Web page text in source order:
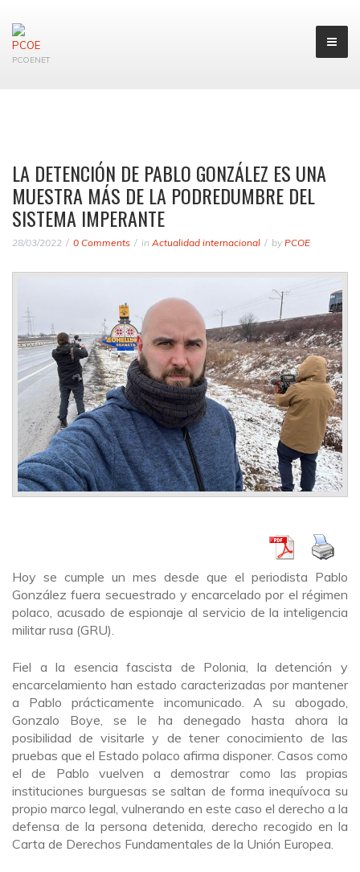
PCOENET
LA DETENCIÓN DE PABLO GONZÁLEZ ES UNA
MUESTRA MÁS DE LA PODREDUMBRE DEL
SISTEMA IMPERANTE
28/03/2022 0 Comments in Actualidad internacional by PCOE
Hoy se cumple un mes desde que el periodista Pablo
González fuera secuestrado y encarcelado por el régimen
polaco, acusado de espionaje al servicio de la inteligencia
militar rusa (GRU).
Fiel a la esencia fascista de Polonia, la detención y
encarcelamiento han estado caracterizadas por mantener
a Pablo prácticamente incomunicado. A su abogado,
Gonzalo Boye, se le ha denegado hasta ahora la
posibilidad de visitarle y de tener conocimiento de las
pruebas que el Estado polaco afirma disponer. Casos como
el de Pablo vuelven a demostrar como las propias
instituciones burguesas se saltan de forma inequívoca su
propio marco legal, vulnerando en este caso el derecho a la
defensa de la persona detenida, derecho recogido en la
Carta de Derechos Fundamentales de la Unión Europea.